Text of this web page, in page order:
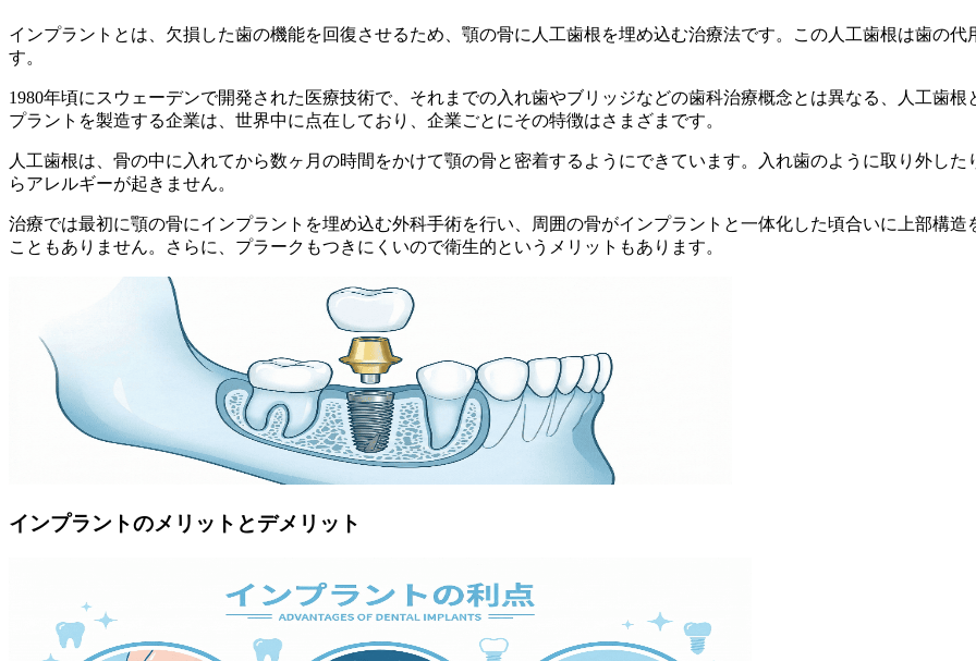
インプラントとは、欠損した歯の機能を回復させるため、顎の骨に人工歯根を埋め込む治療法です。この人工歯根は歯の
す。
1980年頃にスウェーデンで開発された医療技術で、それまでの入れ歯やブリッジなどの歯科治療概念とは異なる、人工歯
プラントを製造する企業は、世界中に点在しており、企業ごとにその特徴はさまざまです。
人工歯根は、骨の中に入れてから数ヶ月の時間をかけて顎の骨と密着するようにできています。入れ歯のように取り外し
らアレルギーが起きません。
治療では最初に顎の骨にインプラントを埋め込む外科手術を行い、周囲の骨がインプラントと一体化した頃合いに上部構
こともありません。さらに、プラークもつきにくいので衛生的というメリットもあります。
インプラントのメリットとデメリット